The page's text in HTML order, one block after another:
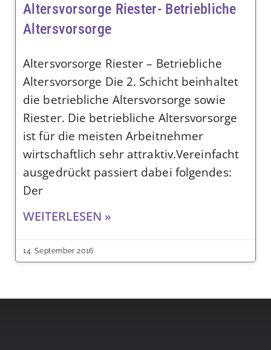
Altersvorsorge Riester- Betriebliche
Altersvorsorge
Altersvorsorge Riester – Betriebliche
Altersvorsorge Die 2. Schicht beinhaltet
die betriebliche Altersvorsorge sowie
Riester. Die betriebliche Altersvorsorge
ist für die meisten Arbeitnehmer
wirtschaftlich sehr attraktiv.Vereinfacht
ausgedrückt passiert dabei folgendes:
Der
WEITERLESEN »
14. September 2016